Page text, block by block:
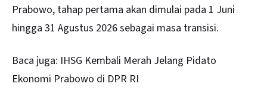
Prabowo, tahap pertama akan dimulai pada 1 Juni
hingga 31 Agustus 2026 sebagai masa transisi.
Baca juga: IHSG Kembali Merah Jelang Pidato
Ekonomi Prabowo di DPR RI